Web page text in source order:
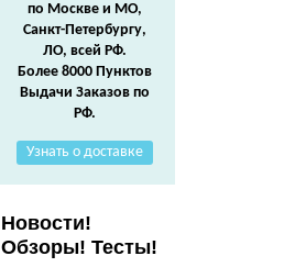
по Москве и МО,
Санкт-Петербургу,
ЛО, всей РФ.
Более 8000 Пунктов
Выдачи Заказов по
РФ.
Узнать о доставке
Новости!
Обзоры! Тесты!